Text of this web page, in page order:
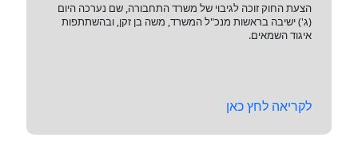
הצעת החוק זוכה לגיבוי של משרד התחבורה, שם נערכה היום
(ג') ישיבה בראשות מנכ"ל המשרד, משה בן זקן, ובהשתתפות
איגוד השמאים.
לקריאה לחץ כאן